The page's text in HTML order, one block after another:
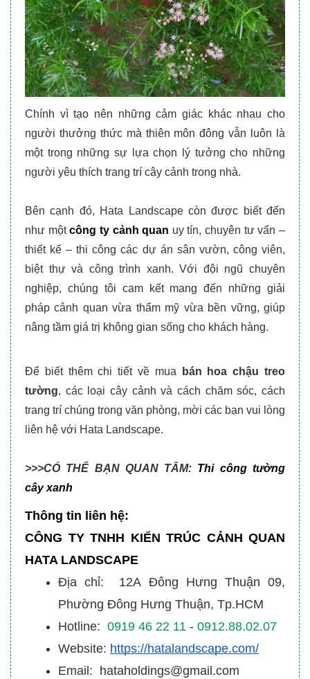
Chính vì tạo nên những cảm giác khác nhau cho
người thưởng thức mà thiên môn đông vẫn luôn là
một trong những sự lựa chọn lý tưởng cho những
người yêu thích trang trí cây cảnh trong nhà.
Bên cạnh đó, Hata Landscape còn được biết đến
như mộtcông ty cảnh quan uy tín, chuyên tư vấn –
thiết kế – thi công các dự án sân vườn, công viên,
biệt thự và công trình xanh. Với đội ngũ chuyên
nghiệp, chúng tôi cam kết mang đến những giải
pháp cảnh quan vừa thẩm mỹ vừa bền vững, giúp
nâng tầm giá trị không gian sống cho khách hàng.
Để biết thêm chi tiết về mua
bán hoa chậu treo
tường, các loại cây cảnh và cách chăm sóc, cách
trang trí chúng trong văn phòng, mời các bạn vui lòng
liên hệ với Hata Landscape.
>>>CÓ THỂ BẠN QUAN TÂM: Thi công tường
cây xanh
Thông tin liên hệ:
CÔNG TY TNHH KIẾN TRÚC CẢNH QUAN
HATA LANDSCAPE
Địa chỉ: 12A Đông Hưng Thuận 09,
Phường Đông Hưng Thuận, Tp.HCM
Hotline: 0919 46 22 11 - 0912.88.02.07
Website: https://hatalandscape.com/
Email: hataholdings@gmail.com